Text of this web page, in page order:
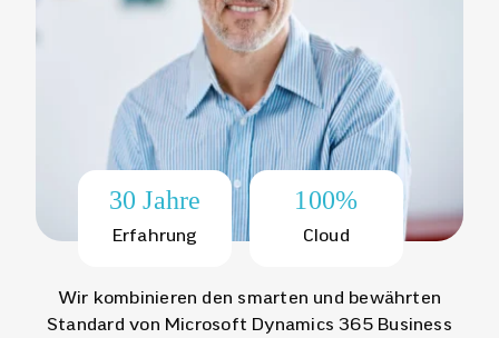
30 Jahre
Erfahrung
100%
Cloud
Wir kombinieren den smarten und bewährten
Standard von Microsoft Dynamics 365 Business